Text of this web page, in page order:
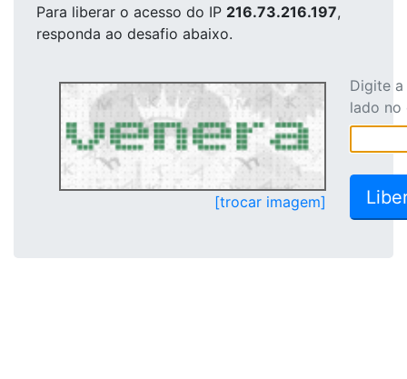
Para liberar o acesso do IP 216.73.216.197,
responda ao desafio abaixo.
[trocar imagem]
Digite
lado no